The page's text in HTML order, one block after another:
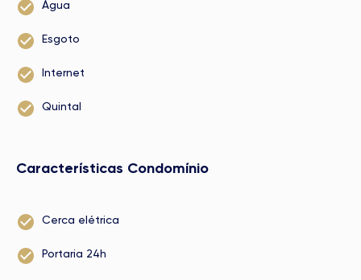
Água
Esgoto
Internet
Quintal
Características Condomínio
Cerca elétrica
Portaria 24h